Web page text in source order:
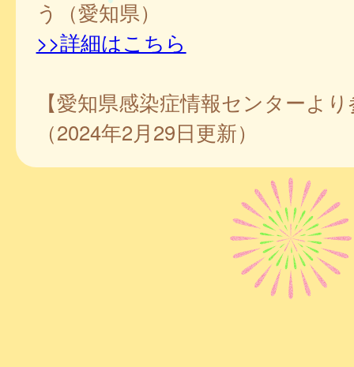
う（愛知県）
>>詳細はこちら
【愛知県感染症情報センターよ
（2024年2月29日更新）